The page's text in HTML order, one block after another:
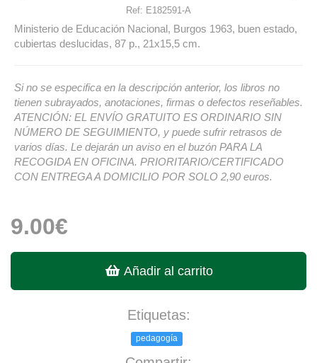
Ref: E182591-A
Ministerio de Educación Nacional, Burgos 1963, buen estado,
cubiertas deslucidas, 87 p., 21x15,5 cm.
Si no se especifica en la descripción anterior, los libros no
tienen subrayados, anotaciones, firmas o defectos reseñables.
ATENCIÓN: EL ENVÍO GRATUITO ES ORDINARIO SIN
NÚMERO DE SEGUIMIENTO, y puede sufrir retrasos de
varios días. Le dejarán un aviso en el buzón PARA LA
RECOGIDA EN OFICINA. PRIORITARIO/CERTIFICADO
CON ENTREGA A DOMICILIO POR SOLO 2,90 euros.
9.00€
Añadir al carrito
Etiquetas:
pedagogía